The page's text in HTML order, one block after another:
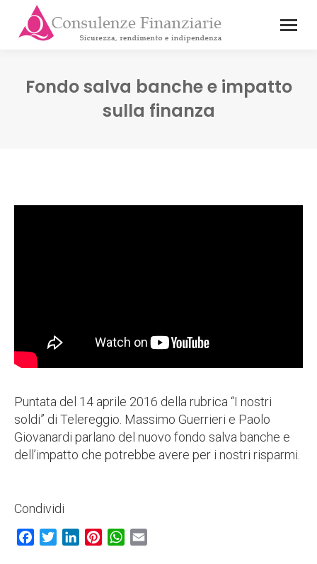
Fondo salva banche e impatto
sulla finanza
Puntata del 14 aprile 2016 della rubrica “I nostri
soldi” di Telereggio. Massimo Guerrieri e Paolo
Giovanardi parlano del nuovo fondo salva banche e
dell’impatto che potrebbe avere per i nostri risparmi.
Condividi
Facebook
TwitterLinkedInPinterestWhatsApp